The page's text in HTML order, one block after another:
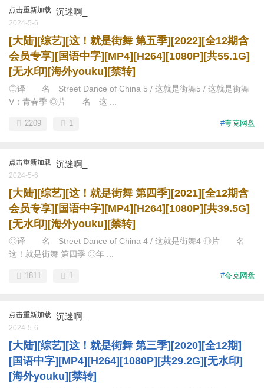
点击重新加载 沉迷啊_
2024-5-6
[大陆][综艺][这！就是街舞 第五季][2022][全12期含
会员专享][国语中字][MP4][H264][1080P][共55.1G]
[无水印][海外youku][禁转]
◎译 名 Street Dance of China 5 / 这就是街舞5 / 这就是街舞
V：青春季 ◎片 名 这 ...
#夸克网盘
2209 1
点击重新加载 沉迷啊_
2024-5-6
[大陆][综艺][这！就是街舞 第四季][2021][全12期含
会员专享][国语中字][MP4][H264][1080P][共39.5G]
[无水印][海外youku][禁转]
◎译 名 Street Dance of China 4 / 这就是街舞4 ◎片 名
这！就是街舞 第四季 ◎年 ...
#夸克网盘
1811 1
点击重新加载 沉迷啊_
2024-5-6
[大陆][综艺][这！就是街舞 第三季][2020][全12期]
[国语中字][MP4][H264][1080P][共29.2G][无水印]
[海外youku][禁转]